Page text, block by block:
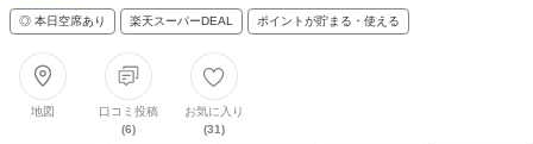
◎ 本日空席あり 楽天スーパーDEAL ポイントが貯まる・使える
地図
口コミ投稿
(6)
お気に入り
(31)